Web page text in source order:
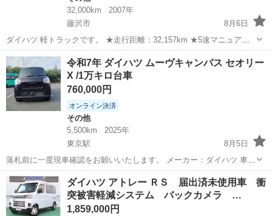
32,000km
2007年
藤沢市
8月6日
ダイハツ 軽トラックです。 ★走行距離：32,157km ★5速マニュアル
（MT） ★エアコン ★パワーステアリング ★車検：2027年3月30日ま
で 低走行で、走行状態・機関ともに良好です。 エンジン、ミッショ
ン、エア...
神奈川 藤沢市 その他
令和7年 ダイハツ ムーヴキャンバス セオリー
X /1万キロ台車
760,000円
オンライン決済
その他
5,500km
2025年
東京駅
8月5日
落札前に一度現車確認をお願いいたします。 メーカー：ダイハツ 車
名：ムーブキヤンバス グレード: セオリー X 排気量：660cc 車体色：
黒 年式：令和7年 車検 : 2年 ミッション：AT 走行距離：6000km ド...
神奈川 横浜市 東京駅 その他
ダイハツ アトレー ＲＳ 届出済未使用車 衝
突被害軽減システム バックカメラ …
1,859,000円